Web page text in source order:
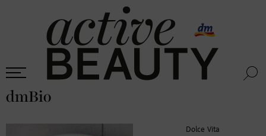
dmBio
Dolce Vita